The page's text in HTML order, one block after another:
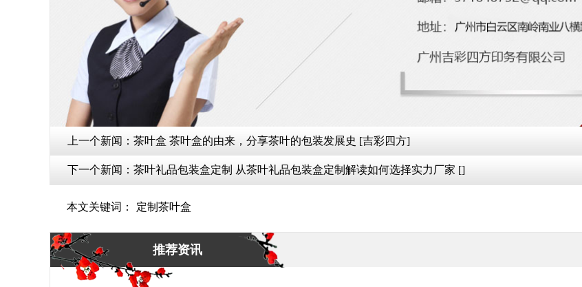
上一个新闻： 茶叶盒 茶叶盒的由来，分享茶叶的包装发展史 [吉彩四方]
下一个新闻： 茶叶礼品包装盒定制 从茶叶礼品包装盒定制解读如何选择实力厂家 []
本文关键词： 定制茶叶盒
推荐资讯